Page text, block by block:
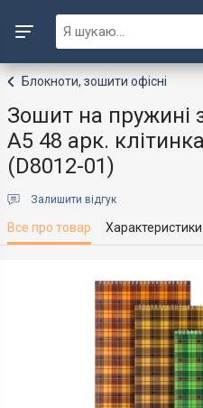
Блокноти, зошити офісні
Зошит на пружині
А5 48 арк.
(D8012-01)
Залишити відгук
Все про товар Характеристики